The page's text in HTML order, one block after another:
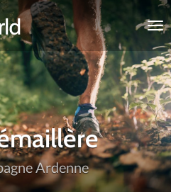
marathons.world
Ardenne